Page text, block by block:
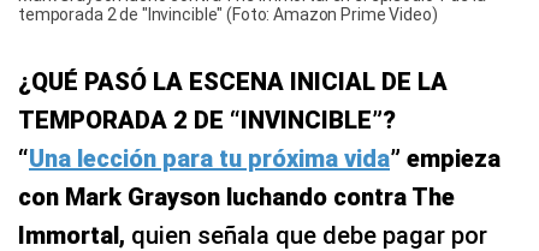
temporada 2 de "Invincible" (Foto: Amazon Prime Video)
¿QUÉ PASÓ LA ESCENA INICIAL DE LA
TEMPORADA 2 DE “INVINCIBLE”?
“Una lección para tu próxima vida” empieza
con Mark Grayson luchando contra The
Immortal, quien señala que debe pagar por